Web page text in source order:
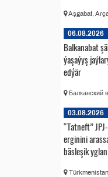
Aşgabat,
06.08.2026
Balkanabat
ýaşaýyş
edýär
Балканский
03.08.2026
“Tatneft”
erginini
bäsleşik